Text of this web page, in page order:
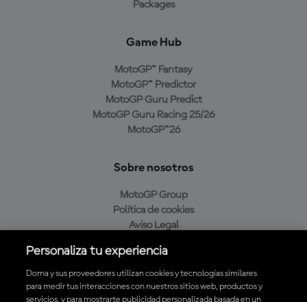
Packages
Game Hub
MotoGP™ Fantasy
MotoGP™ Predictor
MotoGP Guru Predict
MotoGP Guru Racing 25/26
MotoGP™26
Sobre nosotros
MotoGP Group
Política de cookies
Aviso Legal
Política de compra
Personaliza tu experiencia
Dorna y sus proveedores utilizan cookies y tecnologías similares
para medir tus interacciones con nuestros sitios web, productos y
servicios, y para mostrarte publicidad personalizada basada en un